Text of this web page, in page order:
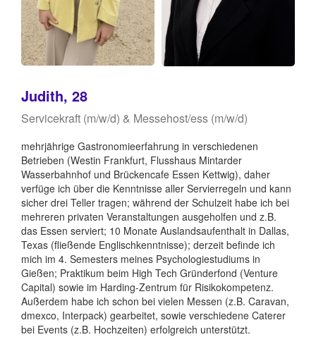
Judith, 28
Servicekraft (m/w/d) & Messehost/ess (m/w/d)
mehrjährige Gastronomieerfahrung in verschiedenen
Betrieben (Westin Frankfurt, Flusshaus Mintarder
Wasserbahnhof und Brückencafe Essen Kettwig), daher
verfüge ich über die Kenntnisse aller Servierregeln und kann
sicher drei Teller tragen; während der Schulzeit habe ich bei
mehreren privaten Veranstaltungen ausgeholfen und z.B.
das Essen serviert; 10 Monate Auslandsaufenthalt in Dallas,
Texas (fließende Englischkenntnisse); derzeit befinde ich
mich im 4. Semesters meines Psychologiestudiums in
Gießen; Praktikum beim High Tech Gründerfond (Venture
Capital) sowie im Harding-Zentrum für Risikokompetenz.
Außerdem habe ich schon bei vielen Messen (z.B. Caravan,
dmexco, Interpack) gearbeitet, sowie verschiedene Caterer
bei Events (z.B. Hochzeiten) erfolgreich unterstützt.